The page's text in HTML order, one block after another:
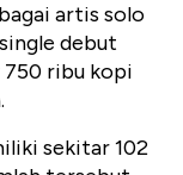
artis solo
debut
750 ribu kopi
sekitar 102